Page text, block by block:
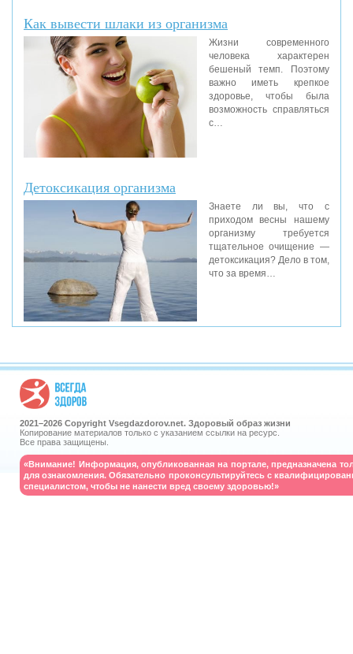
Как вывести шлаки из организма
Жизни современного
человека характерен
бешеный темп. Поэтому
важно иметь крепкое
здоровье, чтобы была
возможность справляться
с…
Детоксикация организма
Знаете ли вы, что с
приходом весны нашему
организму требуется
тщательное очищение —
детоксикация? Дело в том,
что за время…
2021–2026 Copyright Vsegdazdorov.net. Здоровый образ жизни
Копирование материалов только с указанием ссылки на ресурс.
Все права защищены.
«Внимание! Информация, опубликованная на портале, предназначена
для ознакомления. Обязательно проконсультируйтесь с
специалистом, чтобы не нанести вред своему здоровью!»